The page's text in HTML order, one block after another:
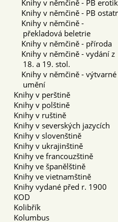
Knihy v němčině - PB
Knihy v němčině - PB
Knihy v němčině -
překladová beletrie
Knihy v němčině - příroda
Knihy v němčině - vydání z
18. a 19. stol.
Knihy v němčině - výtvarné
umění
Knihy v perštině
Knihy v polštině
Knihy v ruštině
Knihy v severských jazycích
Knihy v slovenštině
Knihy v ukrajinštině
Knihy ve francouzštině
Knihy ve španělštině
Knihy ve vietnamštině
Knihy vydané před r. 1900
KOD
Kolibřík
Kolumbus